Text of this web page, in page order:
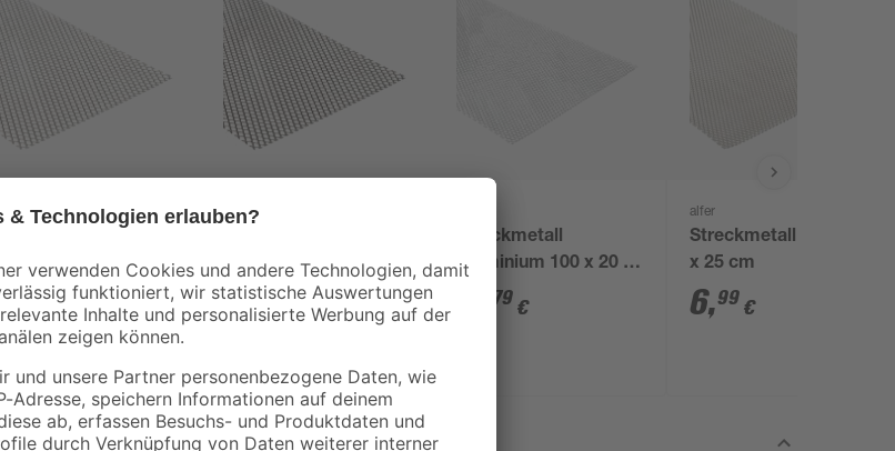
x 12 cm
,79€
alfer
100 x 20 cm
14,49€
Streckmetall
Aluminium 100 x 20 x
0,08 cm
79 €
alfer
Streckmetall Stahl 50
x 25 cm
6,99 €